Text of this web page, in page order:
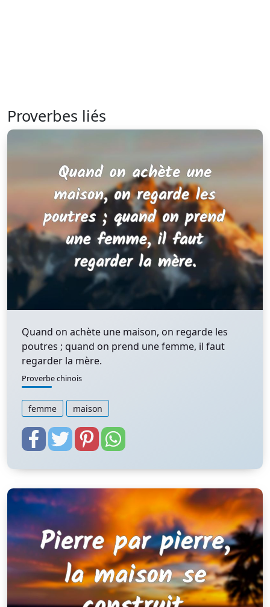
Proverbes liés
Quand on achète une maison, on regarde les
poutres ; quand on prend une femme, il faut
regarder la mère.
Proverbe chinois
femme maison